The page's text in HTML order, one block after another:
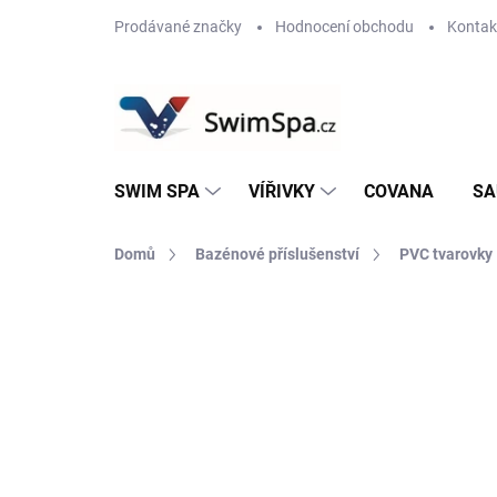
Prodávané značky Hodnocení obchodu
SWIM SPA VÍŘIVKY COVANA
Domů Bazénové příslušenství PVC tvarovky